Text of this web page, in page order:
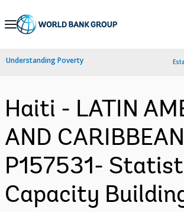
Skip
Navigation
Understanding Poverty
Haiti - LATIN
AND
P157531-
Capacity